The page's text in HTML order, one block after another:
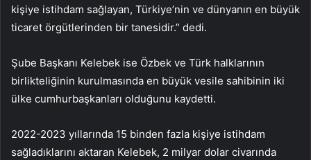
kişiye istihdam sağlayan, Türkiye’nin ve dünyanın en büyük
ticaret örgütlerinden bir tanesidir.” dedi.
Şube Başkanı Kelebek ise Özbek ve Türk halklarının
birlikteliğinin kurulmasında en büyük vesile sahibinin iki
ülke cumhurbaşkanları olduğunu kaydetti.
2022-2023 yıllarında 15 binden fazla kişiye istihdam
sağladıklarını aktaran Kelebek, 2 milyar dolar civarında